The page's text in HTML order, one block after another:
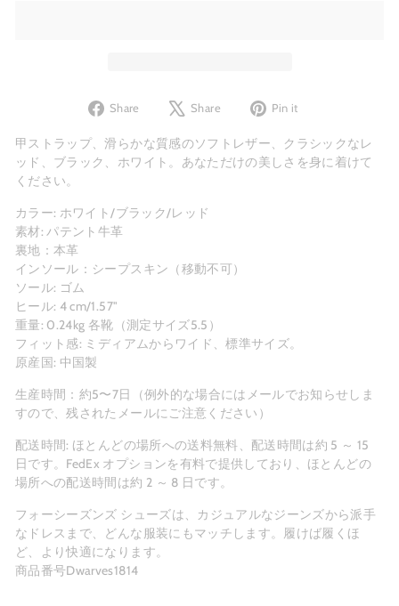
Share
Share
Facebook
Share
Tweet
X
Pin it
Pinterest
甲ストラップ、滑らかな質感のソフトレザー、クラシックなレ
ッド、ブラック、ホワイト。あなただけの美しさを身に着けて
ください。
カラー: ホワイト/ブラック/レッド
素材: パテント牛革
裏地：本革
インソール：シープスキン（移動不可）
ソール: ゴム
ヒール: 4 cm/1.57"
重量: 0.24kg 各靴（測定サイズ5.5）
フィット感: ミディアムからワイド、標準サイズ。
原産国: 中国製
生産時間：約5〜7日（例外的な場合にはメールでお知らせしま
すので、残されたメールにご注意ください）
配送時間: ほとんどの場所への送料無料、配送時間は約 5 ～ 15
日です。FedEx オプションを有料で提供しており、ほとんどの
場所への配送時間は約 2 ～ 8 日です。
フォーシーズンズ シューズは、カジュアルなジーンズから派手
なドレスまで、どんな服装にもマッチします。履けば履くほ
ど、より快適になります。
商品番号Dwarves1814